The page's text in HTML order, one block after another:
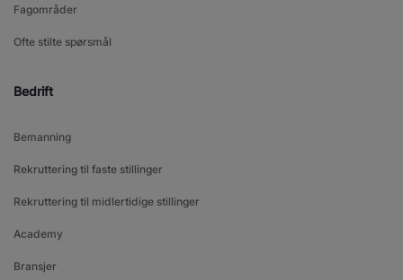
Fagområder
Ofte stilte spørsmål
Bedrift
Bemanning
Rekruttering til faste stillinger
Rekruttering til midlertidige stillinger
Academy
Bransjer